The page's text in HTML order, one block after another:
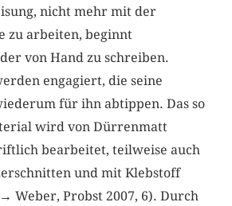
nicht mehr mit der
zu arbeiten, beginnt
von Hand zu schreiben.
engagiert, die seine
für ihn abtippen. Das so
wird von Dürrenmatt
bearbeitet, teilweise auch
und mit Klebstoff
Weber, Probst 2007, 6). Durch